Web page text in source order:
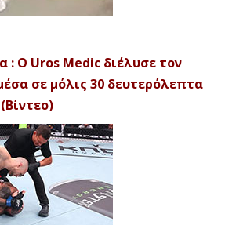
: Ο Uros Medic διέλυσε τον
σε μόλις 30 δευτερόλεπτα